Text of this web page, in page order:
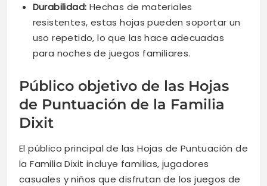
Durabilidad: Hechas de materiales
resistentes, estas hojas pueden soportar un
uso repetido, lo que las hace adecuadas
para noches de juegos familiares.
Público objetivo de las Hojas
de Puntuación de la Familia
Dixit
El público principal de las Hojas de Puntuación de
la Familia Dixit incluye familias, jugadores
casuales y niños que disfrutan de los juegos de